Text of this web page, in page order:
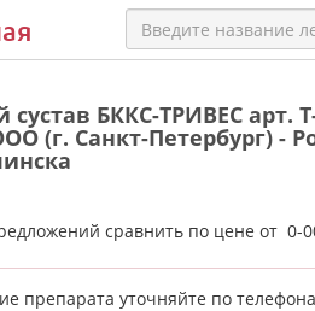
БККС-ТРИВЕС арт.
(г. Санкт-Петербург) -
сравнить по цене от 0-
препарата уточняйте по